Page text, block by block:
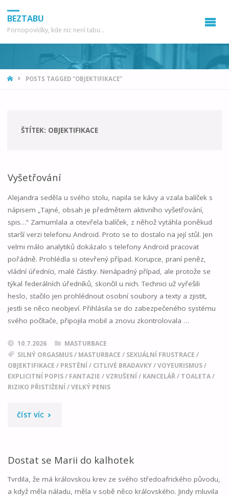
BEZTABU
Pornopovídky, kde nic není tabu...
HOMEPOSTS TAGGED "OBJEKTIFIKACE"
ŠTÍTEK: OBJEKTIFIKACE
Vyšetřování
Alejandra seděla u svého stolu, napila se kávy a vzala balíček s
nápisem „Tajné, obsah je předmětem aktivního vyšetřování,
spis…“ Zamumlala a otevřela balíček, z něhož vytáhla poněkud
starší verzi telefonu Android. Proto se to dostalo na její stůl. Jen
velmi málo analytiků dokázalo s telefony Android pracovat
pořádně. Prohlédla si otevřený případ. Korupce, praní peněz,
vládní úředníci, malé částky. Nenápadný případ, ale protože se
týkal federálních úředníků, skončil u nich. Technici už vyřešili
heslo, stačilo jen prohlédnout osobní soubory a texty a zjistit,
jestli se něco neobjeví. Přihlásila se do zabezpečeného systému
svého počítače, připojila mobil a znovu zkontrolovala …
10.7.2026
MASTURBACE
SILNÝ ORGASMUS/ MASTURBACE / SEXUÁLNÍ FRUSTRACE /
OBJEKTIFIKACE / PRSTĚNÍ / CITLIVÉ BRADAVKY/VOYEURISMUS/
EXPLICITNÍ POPIS/ FANTAZIE /VZRUŠENÍ / KANCELÁŘ/ TOALETA/
RIZIKO PŘISTIŽENÍ /VELKÝ PENIS
ČÍST VÍC"VYŠETŘOVÁNÍ"
Dostat se Marii do kalhotek
Tvrdila, že má královskou krev ze svého středoafrického původu,
a když měla náladu, měla v sobě něco královského. Jindy mluvila